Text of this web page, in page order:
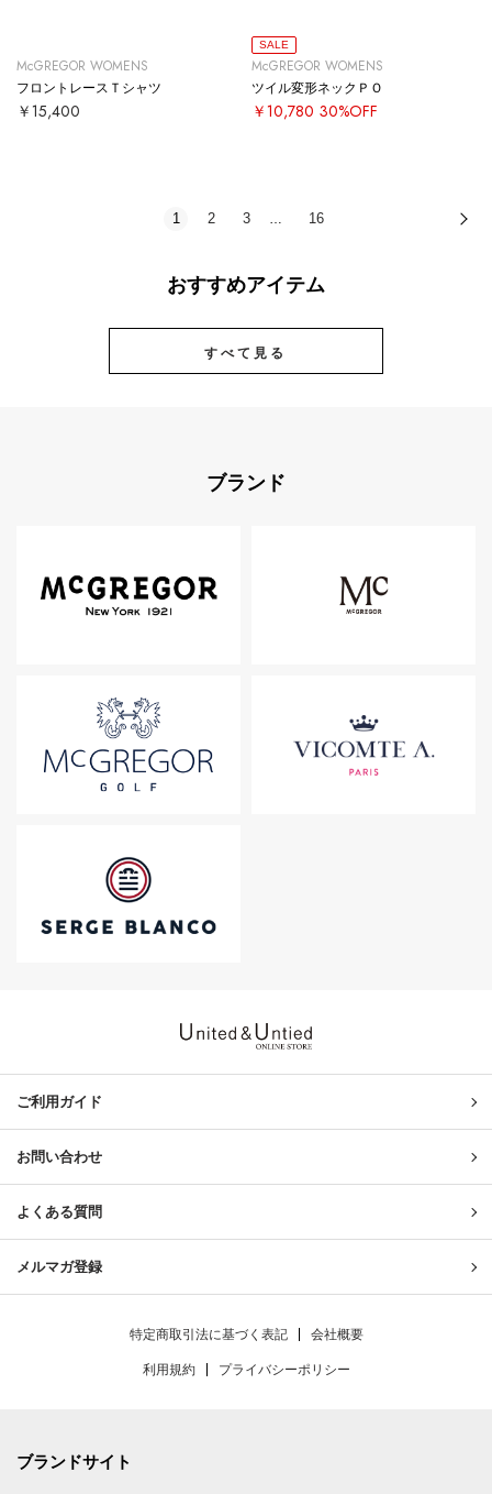
McGREGOR WOMENS
フロントレースＴシャツ
￥15,400
SALE
McGREGOR WOMENS
ツイル変形ネックＰＯ
￥10,780 30%OFF
1 2 3 … 16
おすすめアイテム
すべて見る
ブランド
ご利用ガイド
お問い合わせ
よくある質問
メルマガ登録
特定商取引法に基づく表記 会社概要
利用規約 プライバシーポリシー
ブランドサイト